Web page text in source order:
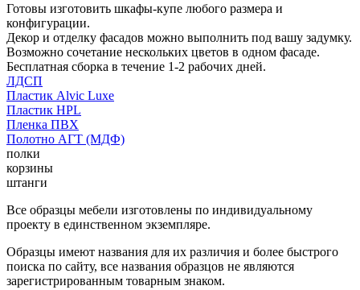
Готовы изготовить шкафы-купе любого размера и
конфигурации.
Декор и отделку фасадов можно выполнить под вашу задумку.
Возможно сочетание нескольких цветов в одном фасаде.
Бесплатная сборка в течение 1-2 рабочих дней.
ЛДСП
Пластик Alvic Luxe
Пластик HPL
Пленка ПВХ
Полотно АГТ (МДФ)
полки
корзины
штанги
Все образцы мебели изготовлены по индивидуальному
проекту в единственном экземпляре.
Образцы имеют названия для их различия и более быстрого
поиска по сайту, все названия образцов не являются
зарегистрированным товарным знаком.